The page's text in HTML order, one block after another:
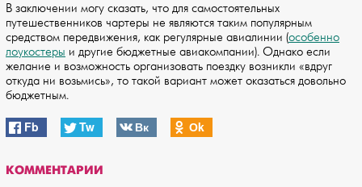
В заключении могу сказать, что для самостоятельных
путешественников чартеры не являются таким популярным
средством передвижения, как регулярные авиалинии (особенно
лоукостеры и другие бюджетные авиакомпании). Однако если
желание и возможность организовать поездку возникли «вдруг
откуда ни возьмись», то такой вариант может оказаться довольно
бюджетным.
Fb Tw Вк Оk
КОММЕНТАРИИ